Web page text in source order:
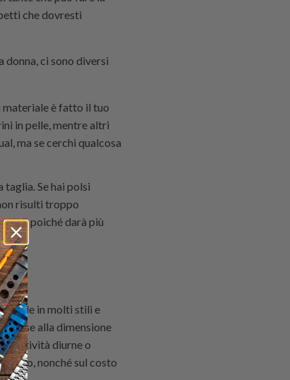
che dovresti
donna, ci sono diversi
è fatto il tuo
in pelle, mentre altri
ma se cerchi qualcosa
Se hai polsi
risulti troppo
poiché darà più
in molti stili e
base alla dimensione
attività diurne o
nonché sul costo